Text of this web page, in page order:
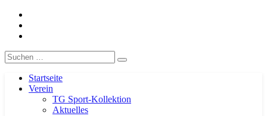
TG-Geislingen e. V.
DIE Sportadresse in Geislingen!
Suche
nach:
Startseite
Verein
TG Sport-Kollektion
Aktuelles